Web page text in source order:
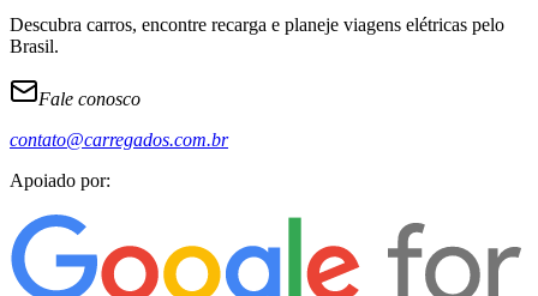
Descubra carros, encontre recarga e planeje viagens elétricas pelo
Brasil.
Fale conosco
contato@carregados.com.br
Apoiado por: